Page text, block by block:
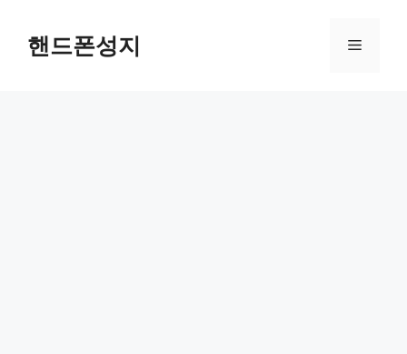
content핸드폰성지 Menu